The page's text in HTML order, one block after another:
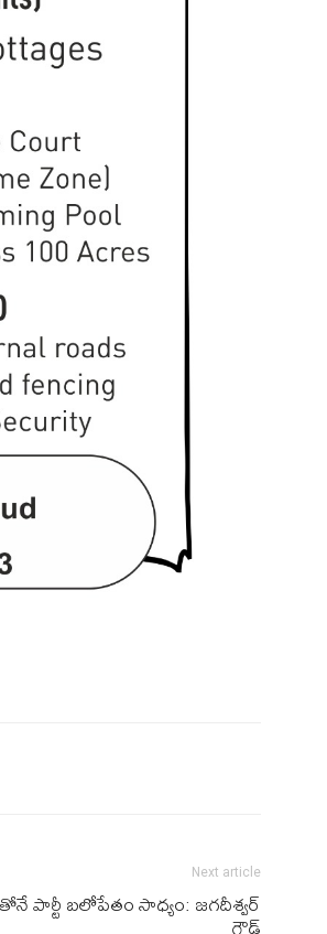
Next article
పార్టీ బలోపేతం సాధ్యం: జగదీశ్వర్